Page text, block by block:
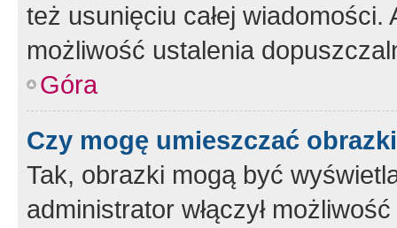
też usunięciu całej
możliwość ustalenia
Góra
Czy mogę umieszczać
Tak, obrazki mogą być
administrator włączył